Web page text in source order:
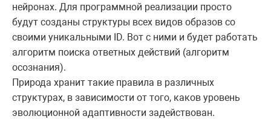
нейронах. Для программной реализации просто
будут созданы структуры всех видов образов со
своими уникальными ID. Вот с ними и будет работать
алгоритм поиска ответных действий (алгоритм
осознания).
Природа хранит такие правила в различных
структурах, в зависимости от того, каков уровень
эволюционной адаптивности задействован.